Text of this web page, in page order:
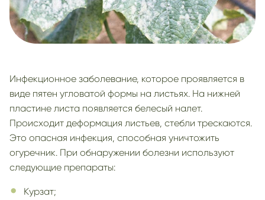
Инфекционное заболевание, которое проявляется в
виде пятен угловатой формы на листьях. На нижней
пластине листа появляется белесый налет.
Происходит деформация листьев, стебли трескаются.
Это опасная инфекция, способная уничтожить
огуречник. При обнаружении болезни используют
следующие препараты:
Курзат;